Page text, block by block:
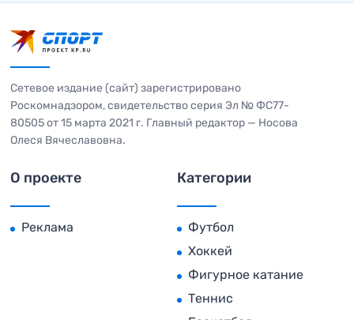
Сетевое издание (сайт) зарегистрировано
Роскомнадзором, свидетельство серия Эл № ФС77-
80505 от 15 марта 2021 г. Главный редактор — Носова
Олеся Вячеславовна.
О проекте
Реклама
Категории
Футбол
Хоккей
Фигурное катание
Теннис